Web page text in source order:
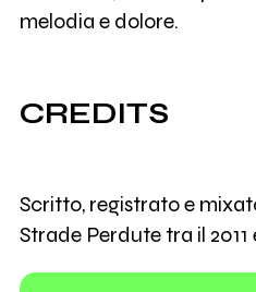
melodia e dolore.
CREDITS
Scritto, registrato e
Strade Perdute tra il 2011